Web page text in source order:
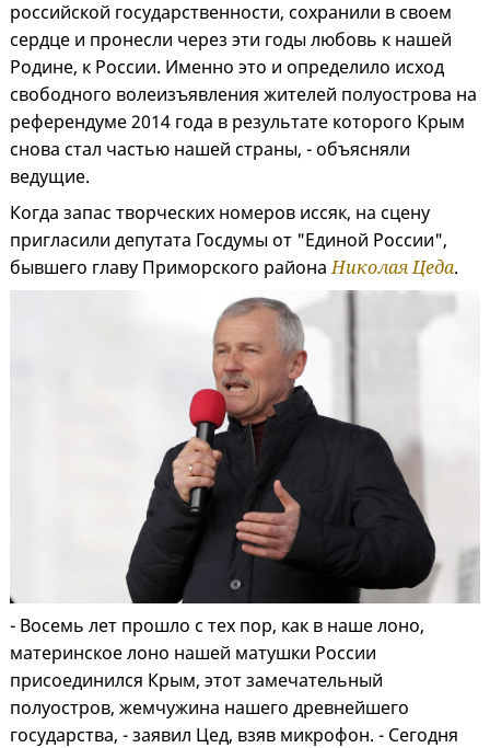
российской государственности, сохранили в своем
сердце и пронесли через эти годы любовь к нашей
Родине, к России. Именно это и определило исход
свободного волеизъявления жителей полуострова на
референдуме 2014 года в результате которого Крым
снова стал частью нашей страны, - объясняли
ведущие.
Когда запас творческих номеров иссяк, на сцену
пригласили депутата Госдумы от "Единой России",
бывшего главу Приморского районаНиколая Цеда.
- Восемь лет прошло с тех пор, как в наше лоно,
материнское лоно нашей матушки России
присоединился Крым, этот замечательный
полуостров, жемчужина нашего древнейшего
государства, - заявил Цед, взяв микрофон. - Сегодня